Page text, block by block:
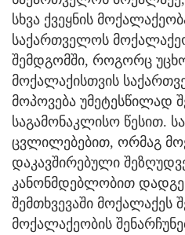
სხვა ქვეყნის
საქართველოს
შემდგომში, როგორც უცხო
მოქალაქისთვის
მოპოვება უმეტესწილად
საგამონაკლისო წესით.
ცვლილებებით, ორმაგ
დაკავშირებული
კანონმდებლობით
შემთხვევაში მოქალაქეს
მოქალაქეობის